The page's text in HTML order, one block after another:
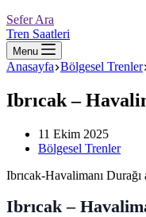
Sefer Ara
Tren Saatleri
Menu
Anasayfa Bölgesel Trenler
Ibrıcak –
11 Ekim 2025
Bölgesel Trenler
Ibrıcak-Havalimanı
Ibrıcak –